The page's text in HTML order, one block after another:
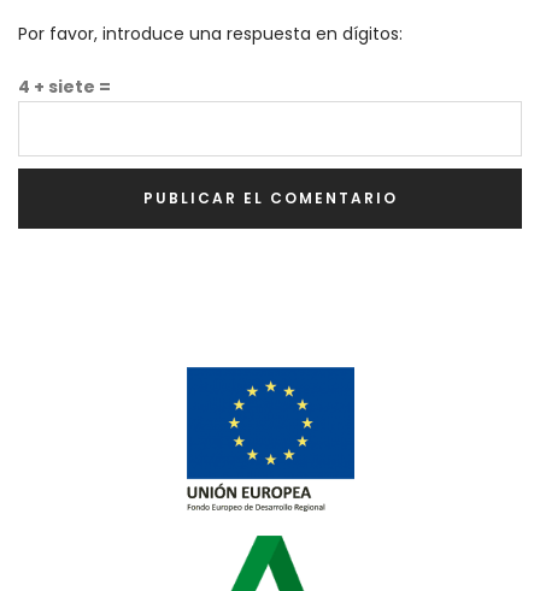
Por favor, introduce una respuesta en dígitos:
4 + siete =